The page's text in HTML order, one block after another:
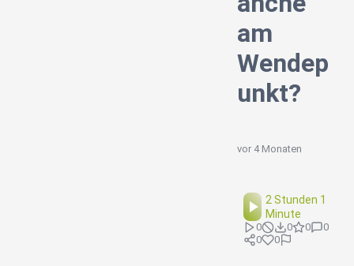
am
Wendep
unkt?
vor 4 Monaten
2 Stunden 1
Minute
0 0 0
0
0
0